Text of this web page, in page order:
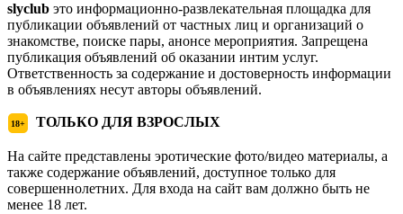
slyclub это информационно-развлекательная площадка для
публикации объявлений от частных лиц и организаций о
знакомстве, поиске пары, анонсе мероприятия. Запрещена
публикация объявлений об оказании интим услуг.
Ответственность за содержание и достоверность информации
в объявлениях несут авторы объявлений.
18+ ТОЛЬКО ДЛЯ ВЗРОСЛЫХ
На сайте представлены эротические фото/видео материалы, а
также содержание объявлений, доступное только для
совершеннолетних. Для входа на сайт вам должно быть не
менее 18 лет.